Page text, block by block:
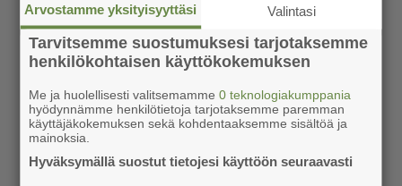
Arvostamme yksityisyyttäsi Valintasi
Tarvitsemme suostumuksesi tarjotaksemme
henkilökohtaisen käyttökokemuksen
Me ja huolellisesti valitsemamme0 teknologiakumppania
hyödynnämme henkilötietoja tarjotaksemme paremman
käyttäjäkokemuksen sekä kohdentaaksemme sisältöä ja
mainoksia.
Hyväksymällä suostut tietojesi käyttöön seuraavasti